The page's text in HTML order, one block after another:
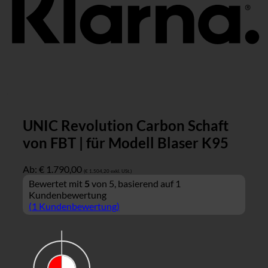
UNIC Revolution Carbon Schaft
von FBT | für Modell Blaser K95
Ab: € 1.790,00 (€ 1.504,20 exkl. USt.)
Bewertet mit 5 von 5, basierend auf 1
Kundenbewertung
(1 Kundenbewertung)